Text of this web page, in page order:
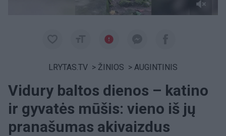
LRYTAS.TV > ŽINIOS > AUGINTINIS
Vidury baltos dienos – katino
ir gyvatės mūšis: vieno iš jų
pranašumas akivaizdus